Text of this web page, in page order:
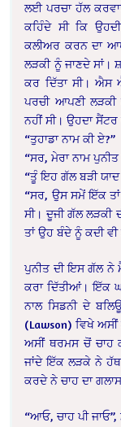
ਲਈ ਪਰਚਾ ਹੱਲ
ਕਹਿੰਦੇ ਸੀ ਕਿ
ਕਲੀਅਰ ਕਰਨ ਦਾ
ਲੜਕੀ ਨੂੰ ਜਾਣਦੇ ਸਾਂ।
ਕਰ ਦਿੱਤਾ ਸੀ।
ਪਰਚੀ ਆਪਣੀ ਲੜਕੀ
ਨਹੀਂ ਸੀ। ਉਹਦਾ
“ਤੁਹਾਡਾ ਨਾਮ ਕੀ ਏ?”
“ਸਰ, ਮੇਰਾ ਨਾਮ
“ਤੂੰ ਇਹ ਗੱਲ ਬੜੀ ਯਾਦ
“ਸਰ, ਉਸ ਸਮੇਂ ਇੱਕ ਤਾਂ
ਸੀ। ਦੂਜੀ ਗੱਲ ਲੜਕੀ
ਤਾਂ ਉਹ ਬੰਦੇ ਨੂੰ ਕਦੀ
ਪੁਨੀਤ ਦੀ ਇਸ ਗੱਲ ਨੇ
ਕਰਾ ਦਿੱਤੀਆਂ। ਇੱਕ
ਨਾਲ ਸਿਡਨੀ ਦੇ
(Lawson) ਵਿਖੇ
ਅਸੀਂ ਥਰਮਸ ਚੋਂ ਚਾਹ
ਜਾਂਦੇ ਇੱਕ ਲੜਕੇ ਨੇ ਹੱਥ
ਕਰਦੇ ਨੇ ਚਾਹ ਦਾ
“ਆਓ, ਚਾਹ ਪੀ ਜਾਓ”,